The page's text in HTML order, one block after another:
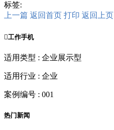
标签:
上一篇 返回首页 打印 返回上页
工作手机
适用类型 : 企业展示型
适用行业 : 企业
案例编号 : 001
热门新闻